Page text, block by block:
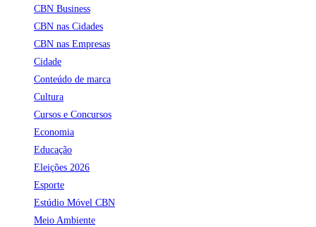
CBN Business
CBN nas Cidades
CBN nas Empresas
Cidade
Conteúdo de marca
Cultura
Cursos e Concursos
Economia
Educação
Eleições 2026
Esporte
Estúdio Móvel CBN
Meio Ambiente